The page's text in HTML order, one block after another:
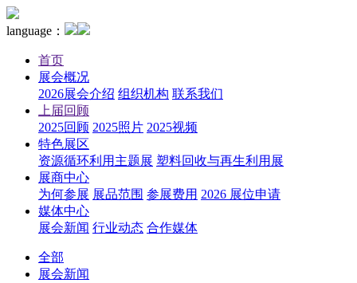
language：
首页
展会概况
2026展会介绍 组织机构 联系我们
上届回顾
2025回顾 2025照片 2025视频
特色展区
资源循环利用主题展 塑料回收与再生利用展
展商中心
为何参展 展品范围 参展费用 2026 展位申请
媒体中心
展会新闻 行业动态 合作媒体
全部
展会新闻